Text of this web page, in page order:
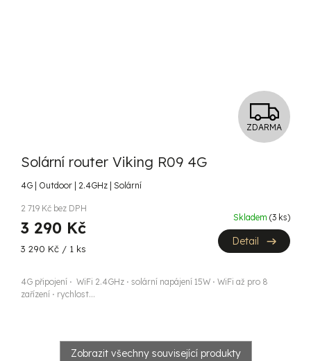
Z
D
M
A
ZDARMA
Solární router Viking R09 4G
4G | Outdoor | 2.4GHz | Solární
2 719 Kč bez DPH
3 290 Kč
Měrná
3 290 Kč / 1 ks
Skladem (3 ks)
Detail
4G připojení ⋅ WiFi 2.4GHz ⋅ solární napájení 15W ⋅ WiFi až pro 8
zařízení ⋅ rychlost...
Zobrazit všechny související produkty